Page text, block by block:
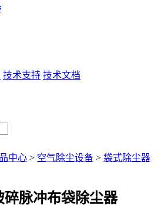
技术支持 技术文档
中心 > 空气除尘设备 > 袋式除尘器
碎脉冲布袋除尘器